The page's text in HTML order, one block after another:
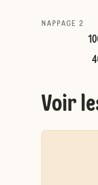
NAPPAGE 2
Voir